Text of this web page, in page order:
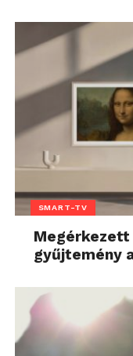
SMART-TV
Megérkezett
gyűjtemény